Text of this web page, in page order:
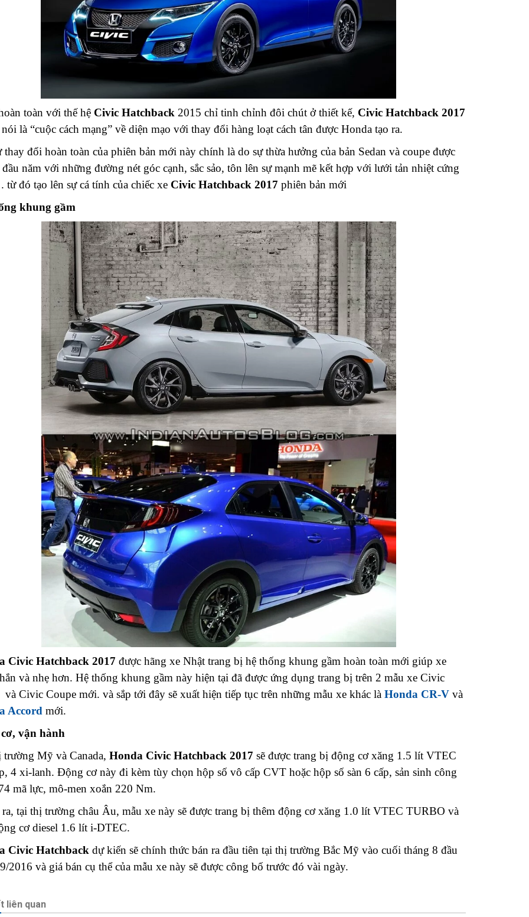
toàn với thế hệ Civic Hatchback2015 chỉ tinh chỉnh đôi chút ở thiết kế, Civic Hatchback 2017
là “cuộc cách mạng” về diện mạo với thay đổi hàng loạt cách tân được Honda tạo ra.
thay đổi hoàn toàn của phiên bản mới này chính là do sự thừa hưởng của bản Sedan và coupe được
đầu năm với những đường nét góc cạnh, sắc sảo, tôn lên sự mạnh mẽ kết hợp với lưới tản nhiệt cứng
đó tạo lên sự cá tính của chiếc xe Civic Hatchback 2017 phiên bản mới
khung gầm
Civic Hatchback 2017 được hãng xe Nhật trang bị hệ thống khung gầm hoàn toàn mới giúp xe
và nhẹ hơn. Hệ thống khung gầm này hiện tại đã được ứng dụng trang bị trên 2 mẫu xe Civic
và Civic Coupe mới. và sắp tới đây sẽ xuất hiện tiếp tục trên những mẫu xe khác là Honda CR-Vvà
Accordmới.
vận hành
trường Mỹ và Canada, Honda Civic Hatchback 2017 sẽ được trang bị động cơ xăng 1.5 lít VTEC
4 xi-lanh. Động cơ này đi kèm tùy chọn hộp số vô cấp CVT hoặc hộp số sàn 6 cấp, sản sinh công
mã lực, mô-men xoắn 220 Nm.
tại thị trường châu Âu, mẫu xe này sẽ được trang bị thêm động cơ xăng 1.0 lít VTEC TURBO và
cơ diesel 1.6 lít i-DTEC.
Civic Hatchbackdự kiến sẽ chính thức bán ra đầu tiên tại thị trường Bắc Mỹ vào cuối tháng 8 đầu
2016 và giá bán cụ thể của mẫu xe này sẽ được công bố trước đó vài ngày.
liên quan